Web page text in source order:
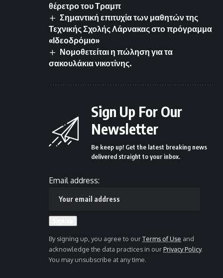
θέρετρο του Τραμπ
Σημαντική επιτυχία των μαθητών της
Τεχνικής Σχολής Λάρνακας στο πρόγραμμα
«Ιδεοδρόμιο»
Νομοθετείται η πώληση για τα
σακουλάκια νικοτίνης.
Sign Up For Our
Newsletter
Be keep up! Get the latest breaking news
delivered straight to your inbox.
Email address:
By signing up, you agree to ourTerms of Use and
acknowledge the data practices in ourPrivacy Policy.
You may unsubscribe at any time.